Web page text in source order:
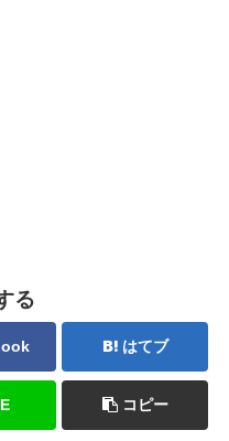
る
はてブ
コピー